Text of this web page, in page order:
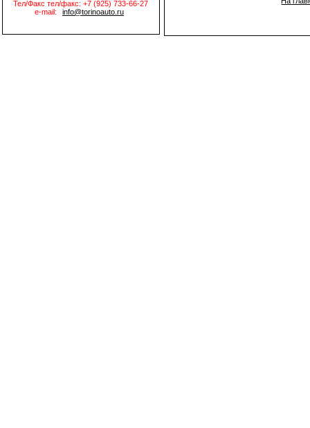
Тел/Факс тел/факс: +7 (925) 733-66-27
e-mail:
info@torinoauto.ru